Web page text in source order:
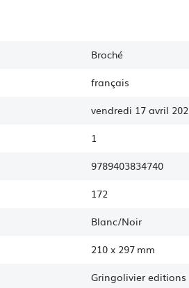
Broché
français
vendredi 17 avril
1
9789403834740
172
Blanc/Noir
210 x 297 mm
Gringolivier editions